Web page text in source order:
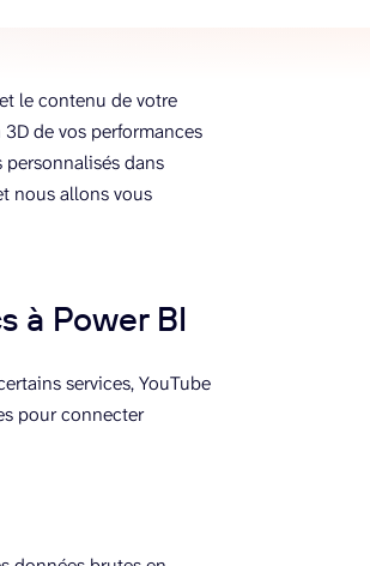
le contenu de votre
de vos performances
personnalisés dans
nous allons vous
à Power BI
services, YouTube
pour connecter